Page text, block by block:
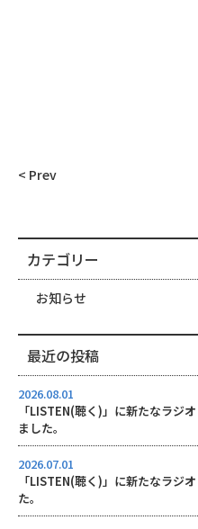
< Prev
カテゴリー
お知らせ
最近の投稿
2026.08.01
「LISTEN(聴く)」に新たなラジ
ました。
2026.07.01
「LISTEN(聴く)」に新たなラジ
た。